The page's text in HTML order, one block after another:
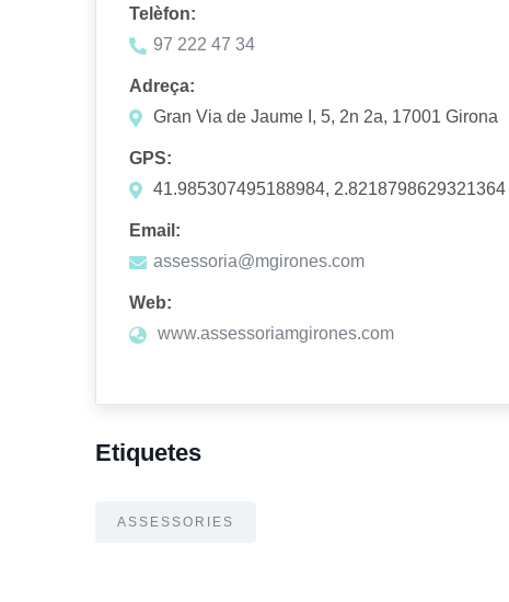
Telèfon:
97 222 47 34
Adreça:
Gran Via de Jaume I, 5, 2n 2a, 17001 Girona
GPS:
41.985307495188984, 2.8218798629321364
Email:
assessoria@mgirones.com
Web:
www.assessoriamgirones.com
Etiquetes
ASSESSORIES